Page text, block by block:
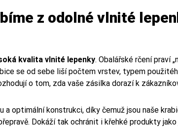
z odolné vlnité
kvalita vlnité lepenky. Obalářské rčení praví
se od sebe liší počtem vrstev, typem
o tom, zda vaše zásilka dorazí k
a optimální konstrukci, díky čemuž jsou naše
Dokáží tak ochránit i křehké produkty